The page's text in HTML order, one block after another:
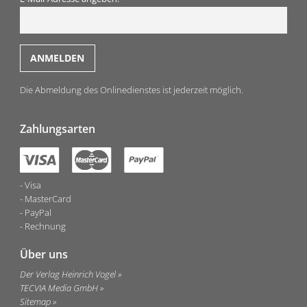
Die Abmeldung des Onlinedienstes ist jederzeit möglich.
Zahlungsarten
Visa
MasterCard
PayPal
Rechnung
Über uns
Der Verlag Heinrich Vogel
TECVIA Media GmbH
Sitemap